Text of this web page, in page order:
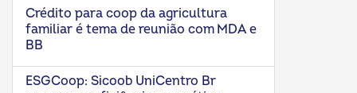
Crédito para coop da agricultura
familiar é tema de reunião com MDA e
BB
ESGCoop: Sicoob UniCentro Br